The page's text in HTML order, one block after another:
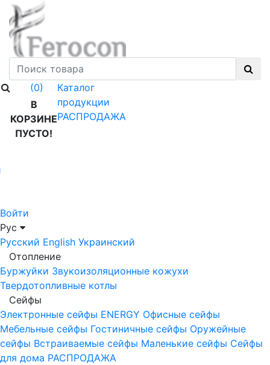
(0)
В
КОРЗИНЕ
ПУСТО!
Каталог
продукции
РАСПРОДАЖА
Войти
Рус
Русский English Украинский
Отопление
Буржуйки Звукоизоляционные кожухи
Твердотопливные котлы
Сейфы
Электронные сейфы ENERGY Офисные сейфы
Мебельные сейфы Гостиничные сейфы Оружейные
сейфы Встраиваемые сейфы Маленькие сейфы Сейфы
для дома РАСПРОДАЖА